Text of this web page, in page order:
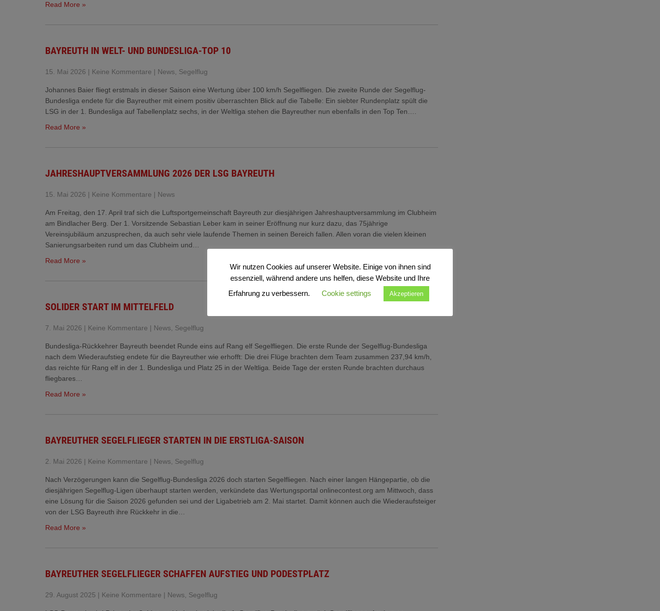
Read More »
BAYREUTH IN WELT- UND BUNDESLIGA-TOP 10
15. Mai 2026 | Keine Kommentare | News Segelflug
Johannes Baier fliegt erstmals in dieser Saison eine Wertung über 100 km/h Segelfliegen. Die zweite Runde der Segelflug-
Bundesliga endete für die Bayreuther mit einem positiv überraschten Blick auf die Tabelle: Ein siebter Rundenplatz spült die
LSG in der 1. Bundesliga auf Tabellenplatz sechs, in der Weltliga stehen die Bayreuther nun ebenfalls in den Top Ten….
Read More »
JAHRESHAUPTVERSAMMLUNG 2026 DER LSG BAYREUTH
15. Mai 2026 | Keine Kommentare | News
Am Freitag, den 17. April traf sich die Luftsportgemeinschaft Bayreuth zur diesjährigen Jahreshauptversammlung im Clubheim
am Bindlacher Berg. Der 1. Vorsitzende Sebastian Leber kam in seiner Eröffnung nur kurz dazu, das 75jährige
Vereinsjubiläum anzusprechen, da auch sehr viele laufende Themen in seinen Bereich fallen. Allen voran die vielen kleinen
Sanierungsarbeiten rund um das Clubheim und…
Read More »
SOLIDER START IM MITTELFELD
7. Mai 2026 | Keine Kommentare | News Segelflug
Bundesliga-Rückkehrer Bayreuth beendet Runde eins auf Rang elf Segelfliegen. Die erste Runde der Segelflug-Bundesliga
nach dem Wiederaufstieg endete für die Bayreuther wie erhofft: Die drei Flüge brachten dem Team zusammen 237,94 km/h,
das reichte für Rang elf in der 1. Bundesliga und Platz 25 in der Weltliga. Beide Tage der ersten Runde brachten durchaus
fliegbares…
Read More »
BAYREUTHER SEGELFLIEGER STARTEN IN DIE ERSTLIGA-SAISON
2. Mai 2026 | Keine Kommentare | News Segelflug
Nach Verzögerungen kann die Segelflug-Bundesliga 2026 doch starten Segelfliegen. Nach einer langen Hängepartie, ob die
diesjährigen Segelflug-Ligen überhaupt starten werden, verkündete das Wertungsportal onlinecontest.org am Mittwoch, dass
eine Lösung für die Saison 2026 gefunden sei und der Ligabetrieb am 2. Mai startet. Damit können auch die Wiederaufsteiger
von der LSG Bayreuth ihre Rückkehr in die…
Read More »
BAYREUTHER SEGELFLIEGER SCHAFFEN AUFSTIEG UND PODESTPLATZ
29. August 2025 | Keine Kommentare | News Segelflug
Wir nutzen Cookies auf unserer Website. Einige von ihnen sind
essenziell, während andere uns helfen, diese Website und Ihre
Erfahrung zu verbessern.
Cookie settings Akzeptieren